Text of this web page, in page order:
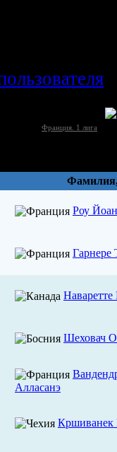
Франция. 1 лига
Роу Йоан
Гарнере
Шеховач
Алласанэ
Кршиванек